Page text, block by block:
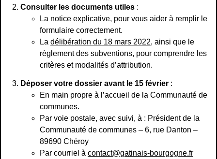
Consulter les documents utiles :
La notice explicative, pour vous aider à remplir le
formulaire correctement.
La délibération du 18 mars 2022, ainsi que le
règlement des subventions, pour comprendre les
critères et modalités d’attribution.
Déposer votre dossier avant le 15 février :
En main propre à l’accueil de la Communauté de
communes.
Par voie postale, avec suivi, à : Président de la
Communauté de communes – 6, rue Danton –
89690 Chéroy
Par courriel à contact@gatinais-bourgogne.fr